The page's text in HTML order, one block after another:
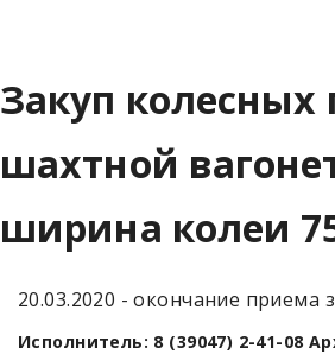
Закуп колесных
шахтной
ширина колеи
20.03.2020 - окончание приема
Исполнитель: 8 (39047) 2-41-08